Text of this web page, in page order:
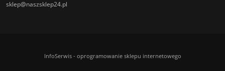
sklep@naszsklep24.pl
InfoSerwis- oprogramowanie sklepu internetowego